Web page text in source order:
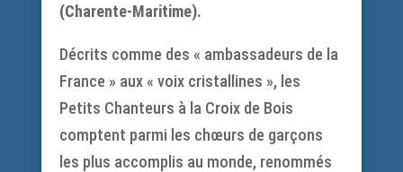
(Charente-Maritime).
Décrits comme des « ambassadeurs de la
France » aux « voix cristallines », les
Petits Chanteurs à la Croix de Bois
comptent parmi les chœurs de garçons
les plus accomplis au monde, renommés